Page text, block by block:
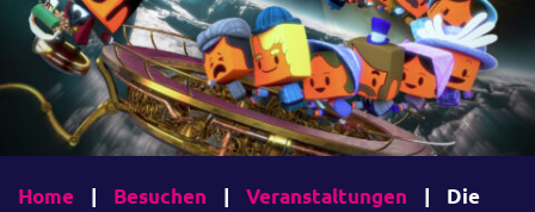
Home | Besuchen | Veranstaltungen |
Die